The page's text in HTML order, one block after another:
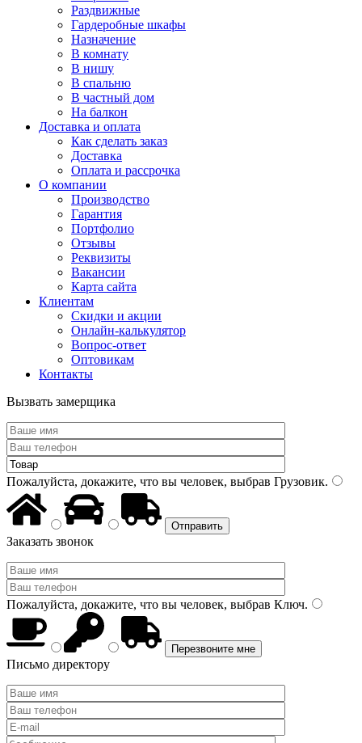
Раздвижные
Гардеробные шкафы
Назначение
В комнату
В нишу
В спальню
В частный дом
На балкон
Доставка и оплата
Как сделать заказ
Доставка
Оплата и рассрочка
О компании
Производство
Гарантия
Портфолио
Отзывы
Реквизиты
Вакансии
Карта сайта
Клиентам
Скидки и акции
Онлайн-калькулятор
Вопрос-ответ
Оптовикам
Контакты
Вызвать замерщика
Пожалуйста, докажите, что вы человек, выбрав Грузовик.
Заказать звонок
Пожалуйста, докажите, что вы человек, выбрав Ключ.
Письмо директору